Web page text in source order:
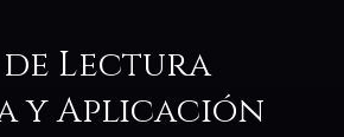
de Lectura
y Aplicación